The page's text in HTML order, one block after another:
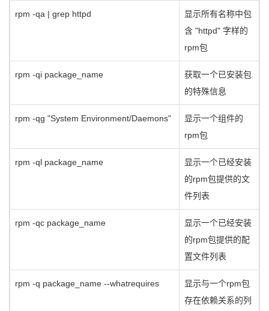
rpm -qa | grep httpd
显示所有名称中包
含 "httpd" 字样的
rpm包
rpm -qi package_name
获取一个已安装包
的特殊信息
rpm -qg "System Environment/Daemons"
显示一个组件的
rpm包
rpm -ql package_name
显示一个已经安装
的rpm包提供的文
件列表
rpm -qc package_name
显示一个已经安装
的rpm包提供的配
置文件列表
rpm -q package_name --whatrequires
显示与一个rpm包
存在依赖关系的列